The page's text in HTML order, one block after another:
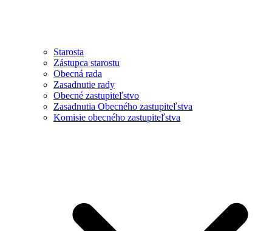
Starosta
Zástupca starostu
Obecná rada
Zasadnutie rady
Obecné zastupiteľstvo
Zasadnutia Obecného zastupiteľstva
Komisie obecného zastupiteľstva